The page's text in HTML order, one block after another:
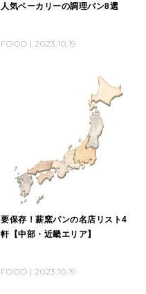
人気ベーカリーの調理パン8選
FOOD 2023.10.19
要保存！薪窯パンの名店リスト4
軒【中部・近畿エリア】
FOOD 2023.10.19